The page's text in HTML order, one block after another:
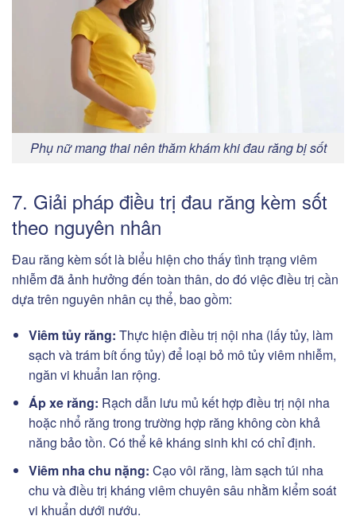
Phụ nữ mang thai nên thăm khám khi đau răng bị sốt
7. Giải pháp điều trị đau răng kèm sốt
theo nguyên nhân
Đau răng kèm sốt là biểu hiện cho thấy tình trạng viêm
nhiễm đã ảnh hưởng đến toàn thân, do đó việc điều trị cần
dựa trên nguyên nhân cụ thể, bao gồm:
Viêm tủy răng: Thực hiện điều trị nội nha (lấy tủy, làm
sạch và trám bít ống tủy) để loại bỏ mô tủy viêm nhiễm,
ngăn vi khuẩn lan rộng.
Áp xe răng: Rạch dẫn lưu mủ kết hợp điều trị nội nha
hoặc nhổ răng trong trường hợp răng không còn khả
năng bảo tồn. Có thể kê kháng sinh khi có chỉ định.
Viêm nha chu nặng: Cạo vôi răng, làm sạch túi nha
chu và điều trị kháng viêm chuyên sâu nhằm kiểm soát
vi khuẩn dưới nướu.